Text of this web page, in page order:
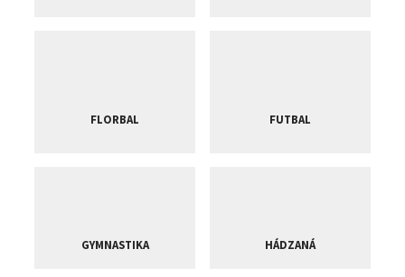
FLORBAL FUTBAL
GYMNASTIKA HÁDZANÁ